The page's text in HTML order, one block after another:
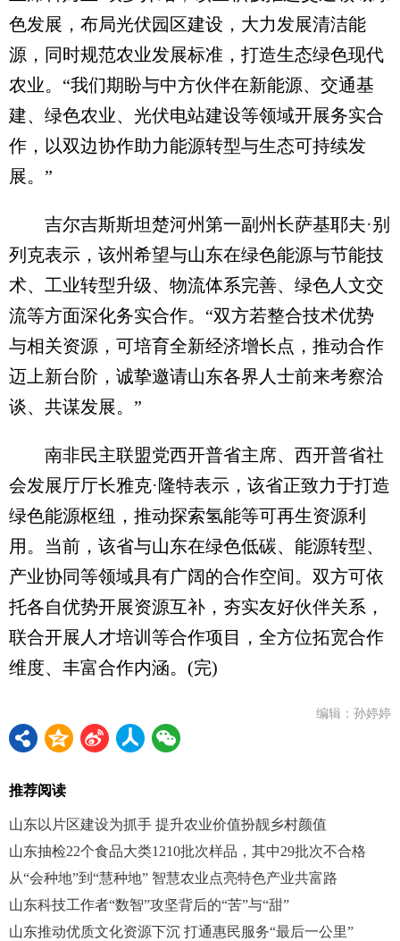
色发展，布局光伏园区建设，大力发展清洁能
源，同时规范农业发展标准，打造生态绿色现代
农业。“我们期盼与中方伙伴在新能源、交通基
建、绿色农业、光伏电站建设等领域开展务实合
作，以双边协作助力能源转型与生态可持续发
展。”
吉尔吉斯斯坦楚河州第一副州长萨基耶夫·别
列克表示，该州希望与山东在绿色能源与节能技
术、工业转型升级、物流体系完善、绿色人文交
流等方面深化务实合作。“双方若整合技术优势
与相关资源，可培育全新经济增长点，推动合作
迈上新台阶，诚挚邀请山东各界人士前来考察洽
谈、共谋发展。”
南非民主联盟党西开普省主席、西开普省社
会发展厅厅长雅克·隆特表示，该省正致力于打造
绿色能源枢纽，推动探索氢能等可再生资源利
用。当前，该省与山东在绿色低碳、能源转型、
产业协同等领域具有广阔的合作空间。双方可依
托各自优势开展资源互补，夯实友好伙伴关系，
联合开展人才培训等合作项目，全方位拓宽合作
维度、丰富合作内涵。(完)
编辑：孙婷婷
推荐阅读
山东以片区建设为抓手 提升农业价值扮靓乡村颜值
山东抽检22个食品大类1210批次样品，其中29批次不合格
从“会种地”到“慧种地” 智慧农业点亮特色产业共富路
山东科技工作者“数智”攻坚背后的“苦”与“甜”
山东推动优质文化资源下沉 打通惠民服务“最后一公里”